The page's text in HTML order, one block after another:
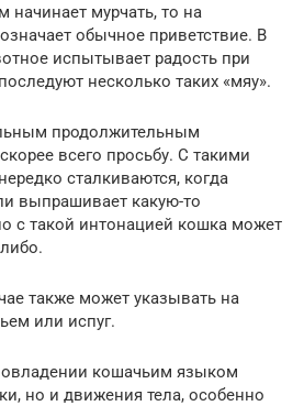
начинает мурчать, то на
обычное приветствие. В
испытывает радость при
несколько таких «мяу».
продолжительным
всего просьбу. С такими
сталкиваются, когда
выпрашивает какую-то
с такой интонацией кошка может
также может указывать на
или испуг.
кошачьим языком
но и движения тела, особенно